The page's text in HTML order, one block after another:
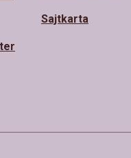
Sajtkarta